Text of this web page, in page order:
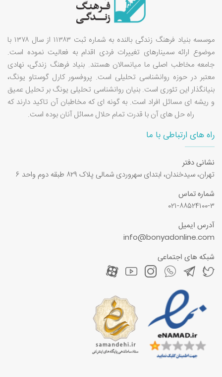
موسسه بنیاد فرهنگ زندگی بالنده به شماره ثبت ۱۱۳۸۳ از سال ۱۳۷۸ با
موضوع ارائه سمینارهای تغییرات فردی اقدام به فعالیت نموده است.
جامعه مخاطب اصلی ما میانسالان هستند. بنیاد فرهنگ زندگی، نهادی
معتبر در حوزه روانشناسی تحلیلی است. پروفسور کارل گوستاو یونگ،
بنیانگذار این تئوری است. بنیان روانشناسی تحلیلی یونگ بر تحلیل عمیق
و ریشه ای مسائل افراد است. به گونه ای که مخاطبان آن تاکید دارند که
راه حل های آن با قدرت تمام حلال مسائل آنان بوده است.
راه های ارتباطی با ما
نشانی دفتر
تهران، سیدخندان، ابتدای سهروردی شمالی پلاک ۸۲۹ طبقه دوم واحد ۶
شماره تماس
۰۲۱-۸۸۵۲۴۱۰۰-۳
آدرس ایمیل
info@bonyadonline.com
شبکه های اجتماعی